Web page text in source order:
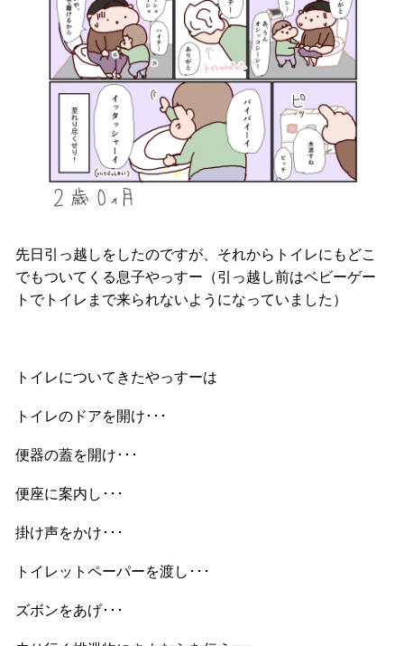
先日引っ越しをしたのですが、それからトイレにもどこ
でもついてくる息子やっすー（引っ越し前はベビーゲー
トでトイレまで来られないようになっていました）
トイレについてきたやっすーは
トイレのドアを開け･･･
便器の蓋を開け･･･
便座に案内し･･･
掛け声をかけ･･･
トイレットペーパーを渡し･･･
ズボンをあげ･･･